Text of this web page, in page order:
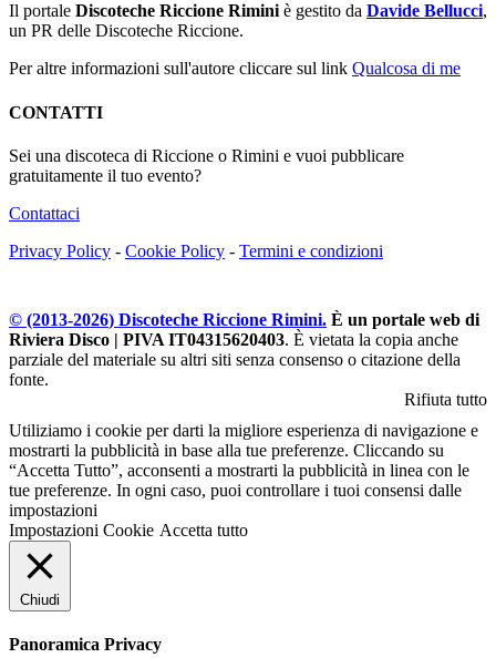
Il portale Discoteche Riccione Riminiè gestito da Davide Bellucci,
un PR delle Discoteche Riccione.
Per altre informazioni sull'autore cliccare sul link Qualcosa di me
CONTATTI
Sei una discoteca di Riccione o Rimini e vuoi pubblicare
gratuitamente il tuo evento?
Contattaci
Privacy Policy - Cookie Policy - Termini e condizioni
© (2013-2026) Discoteche Riccione Rimini. È un portale web di
Riviera Disco | PIVA IT04315620403. È vietata la copia anche
parziale del materiale su altri siti senza consenso o citazione della
fonte.
Rifiuta tutto
Utiliziamo i cookie per darti la migliore esperienza di navigazione e
mostrarti la pubblicità in base alla tue preferenze. Cliccando su
“Accetta Tutto”, acconsenti a mostrarti la pubblicità in linea con le
tue preferenze. In ogni caso, puoi controllare i tuoi consensi dalle
impostazioni
Impostazioni Cookie Accetta tutto
Chiudi
Panoramica Privacy